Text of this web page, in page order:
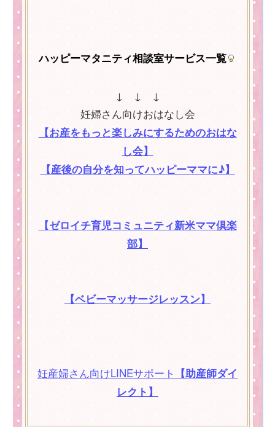
ハッピーマタニティ相談室サービス一覧
↓ ↓ ↓
妊婦さん向けおはなし会
【お産をもっと楽しみにするためのおはな
し会】
【産後の自分を知ってハッピーママに♪】
【ゼロイチ育児コミュニティ新米ママ倶楽
部】
【ベビーマッサージレッスン】
妊産婦さん向けLINEサポート
【助産師ダイ
レクト】